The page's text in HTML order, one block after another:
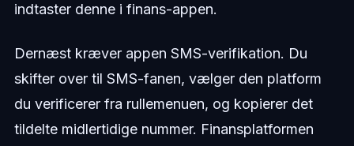
indtaster denne i finans-appen.
Dernæst kræver appen SMS-verifikation. Du
skifter over til SMS-fanen, vælger den platform
du verificerer fra rullemenuen, og kopierer det
tildelte midlertidige nummer. Finansplatformen